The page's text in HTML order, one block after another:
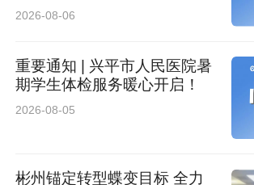
2026-08-06
重要通知 | 兴平市人民医院暑
期学生体检服务暖心开启！
2026-08-05
彬州锚定转型蝶变目标 全力